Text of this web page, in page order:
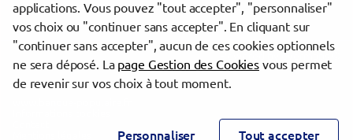
GENEVOIS ANNEMASSE
evermaps ©
applications. Vous pouvez "tout accepter", "personnaliser"
vos choix ou "continuer sans accepter". En cliquant sur
"continuer sans accepter", aucun de ces cookies optionnels
ne sera déposé. La page Gestion des Cookiesvous permet
de revenir sur vos choix à tout moment.
Personnaliser Tout accepter